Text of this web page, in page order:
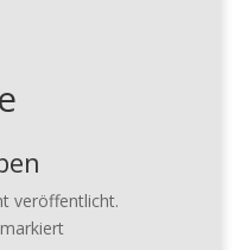
veröffentlicht.
markiert